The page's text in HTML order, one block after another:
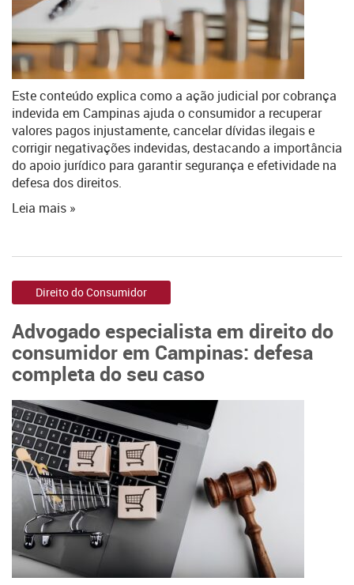
Este conteúdo explica como a ação judicial por cobrança
indevida em Campinas ajuda o consumidor a recuperar
valores pagos injustamente, cancelar dívidas ilegais e
corrigir negativações indevidas, destacando a importância
do apoio jurídico para garantir segurança e efetividade na
defesa dos direitos.
Leia mais »
Direito do Consumidor
Advogado especialista em direito do
consumidor em Campinas: defesa
completa do seu caso